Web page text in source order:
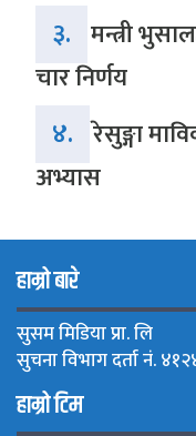
३. मन्त्री
चार निर्णय
४. रेसुङ्गा
अभ्यास
हाम्रो बारे
सुसम मिडिया प्रा. लि
सुचना विभाग दर्ता नं.
हाम्रो टिम